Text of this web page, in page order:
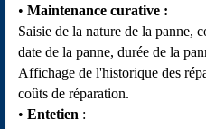
Maintenance curative :
Saisie de la nature de la panne,
date de la panne, durée de la
Affichage de l'historique des
coûts de réparation.
Entetien :